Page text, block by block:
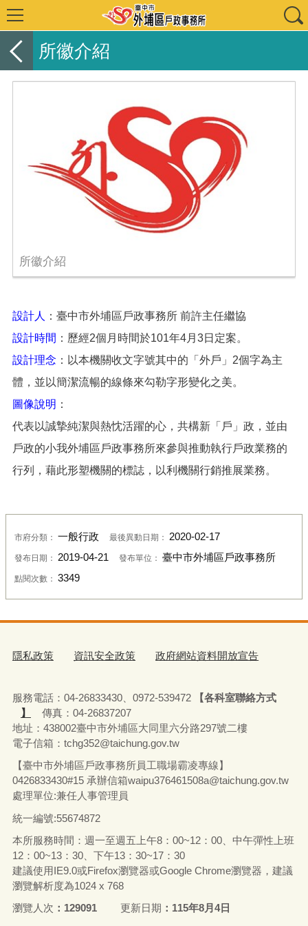
所徽介紹
所徽介紹
設計人
：臺中市外埔區戶政事務所 前許主任繼協
設計時間 ：歷經2個月時間於101年4月3日定案。
設計理念 ：以本機關收文字號其中的「外戶」2個字為主
體，並以簡潔流暢的線條來勾勒字形變化之美。
圖像說明 ：
代表以誠摯純潔與熱忱活躍的心，共構新「戶」政， 並由
戶政的小我外埔區戶政事務所來參與推動執行戶政業務的
行列， 藉此形塑機關的標誌，以利機關行銷推展業務。
市府分類： 一般行政 最後異動日期： 2020-02-17
發布日期： 2019-04-21 發布單位： 臺中市外埔區戶政事務所
點閱次數： 3349
隱私政策 資訊安全政策 政府網站資料開放宣告
服務電話：04-26833430、0972-539472
【各科室聯絡方式
】
傳真：04-26837207
地址：438002臺中市外埔區大同里六分路297號二樓
電子信箱：tchg352@taichung.gov.tw
【臺中市外埔區戶政事務所員工職場霸凌專線】
0426833430#15 承辦信箱waipu376461508a@taichung.gov.tw
處理單位:兼任人事管理員
統一編號:55674872
本所服務時間：週一至週五上午8：00~12：00、中午彈性上班
12：00~13：30、下午13：30~17：30
建議使用IE9.0或Firefox瀏覽器或Google Chrome瀏覽器，建議
瀏覽解析度為1024 x 768
瀏覽人次
129091 更新日期 115年8月4日